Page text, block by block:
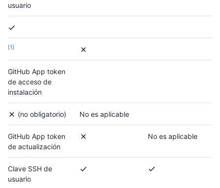
usuario
1
GitHub App token
de acceso de
instalación
(no obligatorio) No es aplicable
GitHub App token
de actualización
No es aplicable
Clave SSH de
usuario